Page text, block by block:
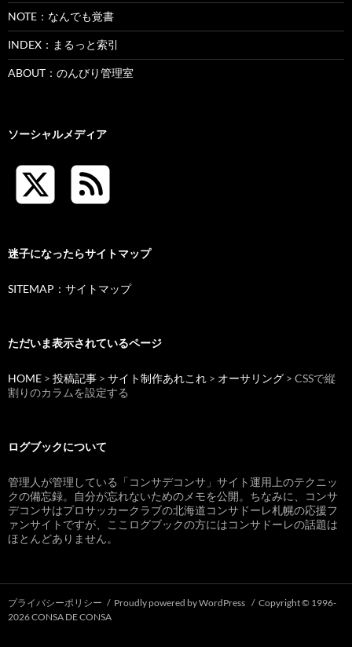
NOTE：なんでも覚書
INDEX：まるっと索引
ABOUT：のんびり管理室
ソーシャルメディア
迷子になったらサイトマップ
SITEMAP：サイトマップ
ただいま表示されているページ
HOME > 投稿記事 > サイト制作あれこれ > オーサリング > CSSで縦
割りのカラムを設定する
ログブックについて
管理人が管理している「コンサデコンサ」サイト運用上のテクニッ
クの備忘録。自分が忘れないためのメモを公開。ちなみに、コンサ
デコンサはプロサッカークラブの北海道コンサドーレ札幌の応援フ
ァンサイトですが、ここログブックの方にはコンサドーレの話題は
ほとんどありません。
プライバシーポリシー Proudly powered by WordPress
Copyright © 1996-
2026 CONSA DE CONSA